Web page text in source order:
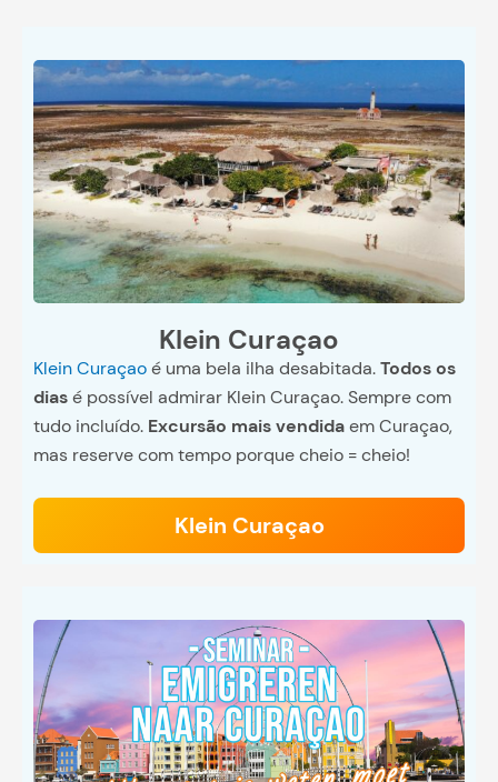
Klein Curaçao
Klein Curaçaoé uma bela ilha desabitada.Todos os
diasé possível admirar Klein Curaçao. Sempre com
tudo incluído. Excursão mais vendidaem Curaçao,
mas reserve com tempo porque cheio = cheio!
Klein Curaçao